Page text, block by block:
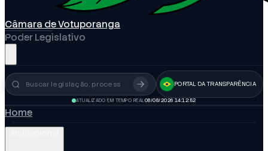
Câmara de Votuporanga
Poder Legislativo
Busca no portal PORTAL DA TRANSPARÊNCIA
ATUALIZADO EM TEMPO REAL 08/08/2026 14:12:53
Home